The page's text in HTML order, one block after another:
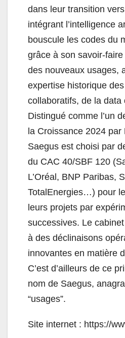
dans leur transition
intégrant l’intelligence
bouscule les codes du
grâce à son savoir-faire
des nouveaux usages,
expertise historique
collaboratifs, de la data
Distingué comme l’un
la Croissance 2024 par
Saegus est choisi par
du CAC 40/SBF 120
L’Oréal, BNP Paribas,
TotalEnergies…) pour
leurs projets par
successives. Le
à des déclinaisons
innovantes en matière
C’est d’ailleurs de ce
nom de Saegus,
“usages”.
Site internet : https://